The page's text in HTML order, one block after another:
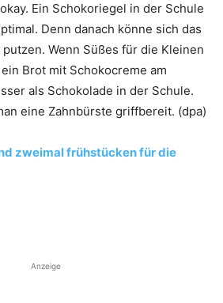
Ein Schokoriegel in der Schule
Denn danach könne sich das
Wenn Süßes für die Kleinen
Brot mit Schokocreme am
als Schokolade in der Schule.
eine Zahnbürste griffbereit. (dpa)
zweimal frühstücken für die
Anzeige